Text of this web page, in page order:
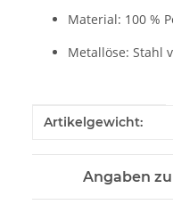
Material: 100 %
Metallöse: Stahl
Produkteigenschaft
Wert
Artikelgewicht:
Angaben